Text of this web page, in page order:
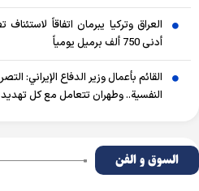
العراق وتركيا يبرمان اتفاقاً
أدنى 750 ألف برميل يومياً
القائم بأعمال وزير الدفاع الإيراني:
النفسية.. وطهران تتعامل مع كل
السوق و الفن